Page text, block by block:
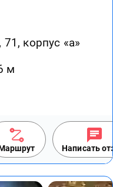
корпус «а»
м
Написать